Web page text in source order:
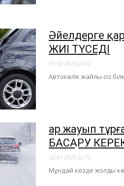
Әйелдерге
ЖИІ ТҮСЕДІ
01.02.2025 20:02
Автокөлік жайлы сіз
Қар жауып
БАСҚАРУ
22.01.2025 22:12
Мұндай кезде жолды